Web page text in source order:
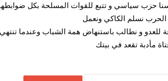
حزب سياسي و تتبع للقوات المسلحة بكل ضوابطها
نسلم الكاكي ونعمل
و نطالب باستنهاض همة الشباب وعندما تنتهي
مأدبة تقعد في بيتك